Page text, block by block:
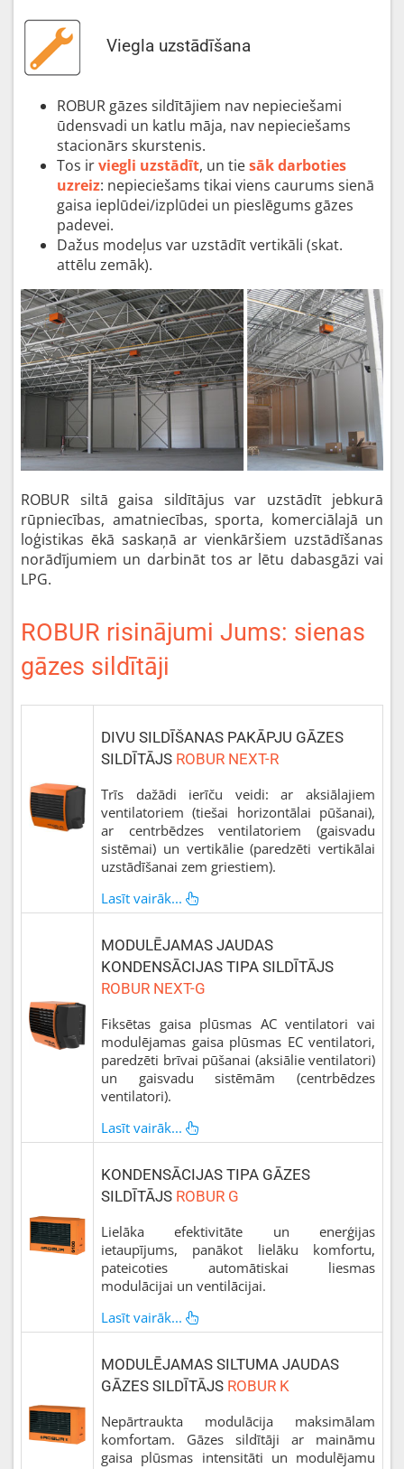
Viegla uzstādīšana
ROBUR gāzes sildītājiem nav nepieciešami
ūdensvadi un katlu māja, nav nepieciešams
stacionārs skurstenis.
Tos irviegli uzstādīt, un tiesāk darboties
uzreiz: nepieciešams tikai viens caurums sienā
gaisa ieplūdei/izplūdei un pieslēgums gāzes
padevei.
Dažus modeļus var uzstādīt vertikāli (skat.
attēlu zemāk).
ROBUR siltā gaisa sildītājus var uzstādīt jebkurā
rūpniecības, amatniecības, sporta, komerciālajā un
loģistikas ēkā saskaņā ar vienkāršiem uzstādīšanas
norādījumiem un darbināt tos ar lētu dabasgāzi vai
LPG.
ROBUR risinājumi Jums: sienas
gāzes sildītāji
DIVU SILDĪŠANAS PAKĀPJU GĀZES
SILDĪTĀJS ROBUR NEXT-R
Trīs dažādi ierīču veidi: ar aksiālajiem
ventilatoriem (tiešai horizontālai pūšanai),
ar centrbēdzes ventilatoriem (gaisvadu
sistēmai) un vertikālie (paredzēti vertikālai
uzstādīšanai zem griestiem).
Lasīt vairāk...
MODULĒJAMAS JAUDAS
KONDENSĀCIJAS TIPA SILDĪTĀJS
ROBUR NEXT-G
Fiksētas gaisa plūsmas AC ventilatori vai
modulējamas gaisa plūsmas EC ventilatori,
paredzēti brīvai pūšanai (aksiālie ventilatori)
un gaisvadu sistēmām (centrbēdzes
ventilatori).
Lasīt vairāk...
KONDENSĀCIJAS TIPA GĀZES
SILDĪTĀJS ROBUR G
Lielāka efektivitāte un enerģijas
ietaupījums, panākot lielāku komfortu,
pateicoties automātiskai liesmas
modulācijai un ventilācijai.
Lasīt vairāk...
MODULĒJAMAS SILTUMA JAUDAS
GĀZES SILDĪTĀJS ROBUR K
Nepārtraukta modulācija maksimālam
komfortam. Gāzes sildītāji ar maināmu
gaisa plūsmas intensitāti un modulējamu